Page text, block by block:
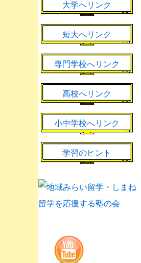
大学へリンク
短大へリンク
専門学校へリンク
高校へリンク
小中学校へリンク
学習のヒント